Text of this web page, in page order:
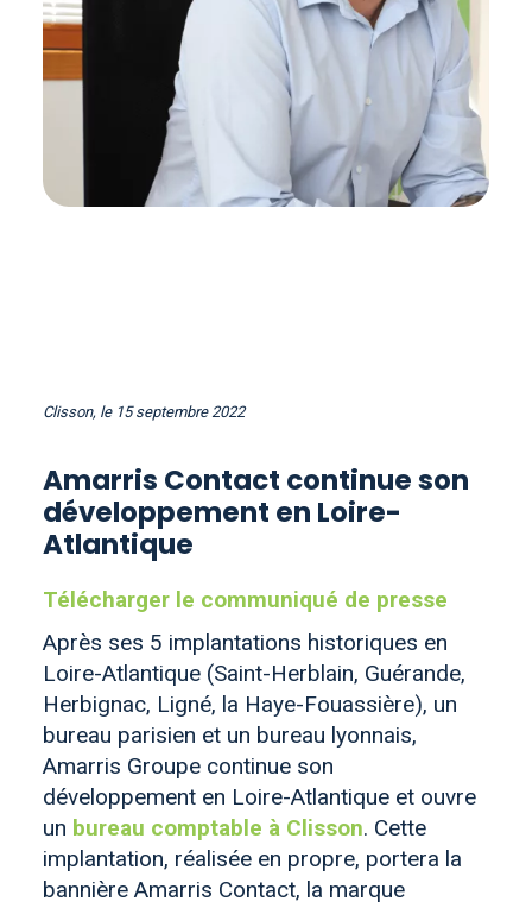
Clisson, le 15 septembre 2022
Amarris Contact continue son
développement en Loire-
Atlantique
Télécharger le communiqué de presse
Après ses 5 implantations historiques en
Loire-Atlantique (Saint-Herblain, Guérande,
Herbignac, Ligné, la Haye-Fouassière), un
bureau parisien et un bureau lyonnais,
Amarris Groupe continue son
développement en Loire-Atlantique et ouvre
un bureau comptable à Clisson. Cette
implantation, réalisée en propre, portera la
bannière Amarris Contact, la marque